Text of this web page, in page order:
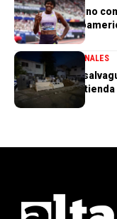
Marileidy Paulino
Juegos
GENERALES NACIONALES
PN aclara que
sustraídos de